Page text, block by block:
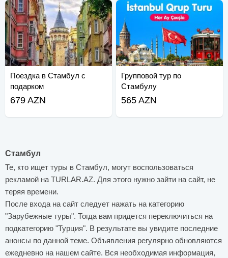
Поездка в Стамбул с
подарком
679 AZN
Групповой тур по
Стамбулу
565 AZN
Стамбул
Те, кто ищет туры в Стамбул, могут воспользоваться
рекламой на TURLAR.AZ. Для этого нужно зайти на сайт, не
теряя времени.
После входа на сайт следует нажать на категорию
"Зарубежные туры". Тогда вам придется переключиться на
подкатегорию "Турция". В результате вы увидите последние
анонсы по данной теме. Объявления регулярно обновляются
ежедневно на нашем сайте. Вся необходимая информация,